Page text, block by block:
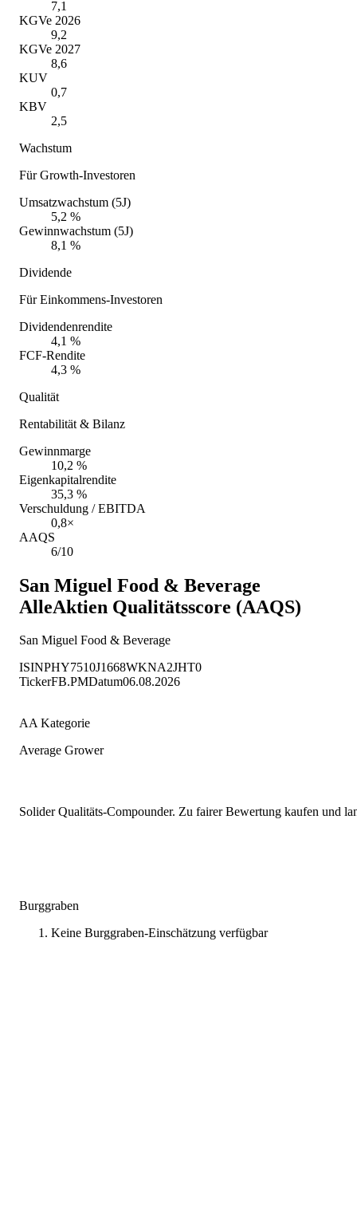
7,1
KGVe 2026
9,2
KGVe 2027
8,6
KUV
0,7
KBV
2,5
Wachstum
Für Growth-Investoren
Umsatzwachstum (5J)
5,2 %
Gewinnwachstum (5J)
8,1 %
Dividende
Für Einkommens-Investoren
Dividendenrendite
4,1 %
FCF-Rendite
4,3 %
Qualität
Rentabilität & Bilanz
Gewinnmarge
10,2 %
Eigenkapitalrendite
35,3 %
Verschuldung / EBITDA
0,8×
AAQS
6/10
San Miguel Food & Beverage
AlleAktien Qualitätsscore (AAQS)
San Miguel Food & Beverage
ISINPHY7510J1668WKNA2JHT0
TickerFB.PMDatum06.08.2026
AA Kategorie
Average Grower
Solider Qualitäts-Compounder. Zu fairer Bewertung kaufen und
Burggraben
Keine Burggraben-Einschätzung verfügbar